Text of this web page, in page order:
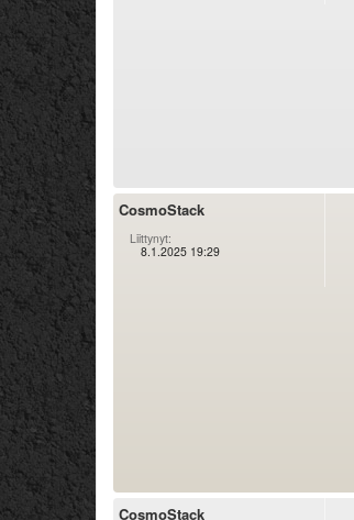
CosmoStack
Liittynyt:
8.1.2025 19:29
CosmoStack